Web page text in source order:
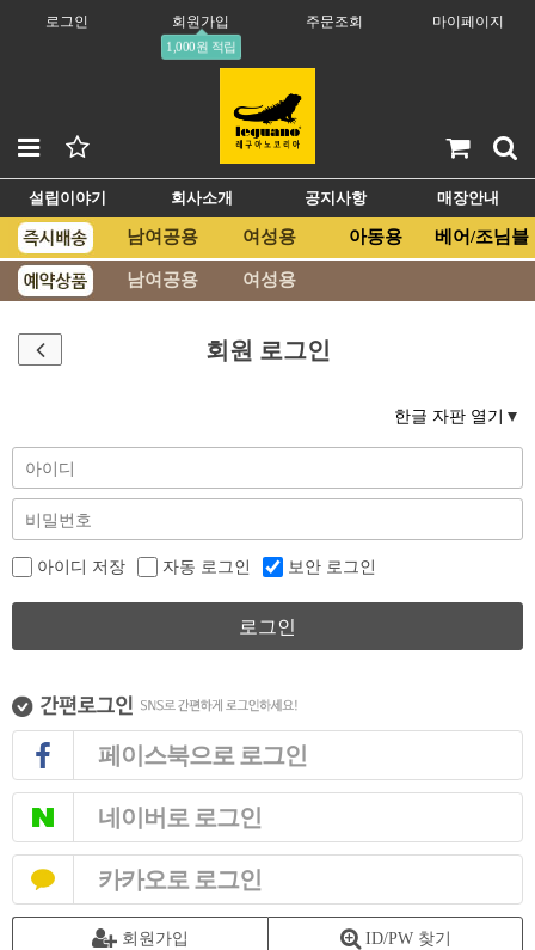
로그인 회원가입
1,000원 적립
주문조회 마이페이지
설립이야기 회사소개 공지사항 매장안내
남여공용 여성용 아동용 베어/조님블
남여공용 여성용
회원 로그인
한글 자판 열기
아이디 저장 자동 로그인 보안 로그인
로그인
페이스북으로 로그인
네이버로 로그인
카카오로 로그인
회원가입 ID/PW 찾기